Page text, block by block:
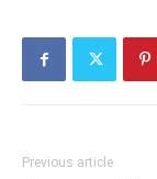
Previous article